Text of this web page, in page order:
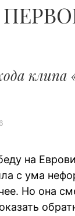
клипа
на
с ума
Но она